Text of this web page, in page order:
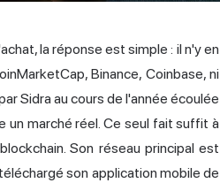
la réponse est simple : il n'y en
Binance, Coinbase, ni
Sidra au cours de l'année écoulée
marché réel. Ce seul fait suffit à
Son réseau principal est
son application mobile de